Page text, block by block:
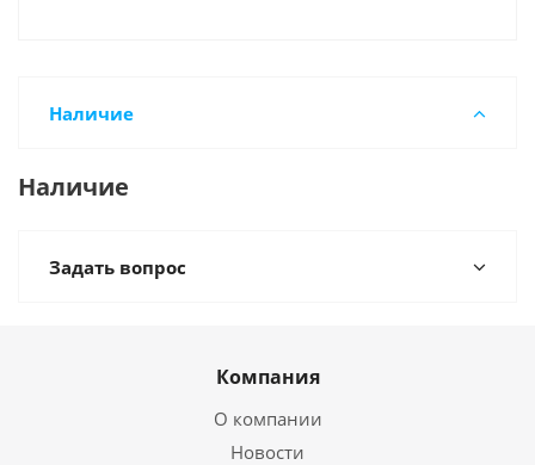
Наличие
Наличие
Задать вопрос
Компания
О компании
Новости